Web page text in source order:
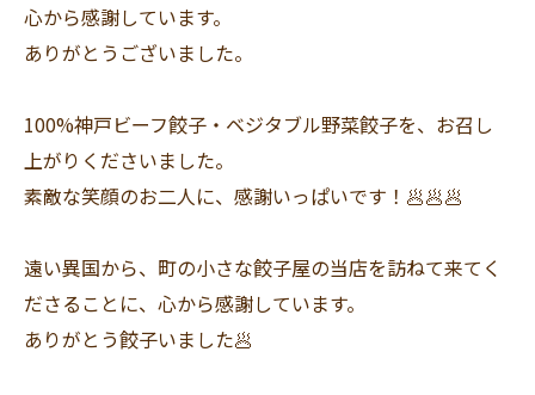
心から感謝しています。
ありがとうございました。
100%神戸ビーフ餃子・ベジタブル野菜餃子を、お召し
上がりくださいました。
素敵な笑顔のお二人に、感謝いっぱいです！🥟🥟🥟
遠い異国から、町の小さな餃子屋の当店を訪ねて来てく
ださることに、心から感謝しています。
ありがとう餃子いました🥟